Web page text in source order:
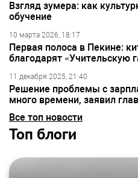
Взгляд зумера: как
обучение
10 марта 2026, 18:17
Первая полоса в Пекине:
благодарят «Учительскую
11 декабря 2025, 21:40
Решение проблемы с
много времени, заявил
Все топ новости
Топ блоги